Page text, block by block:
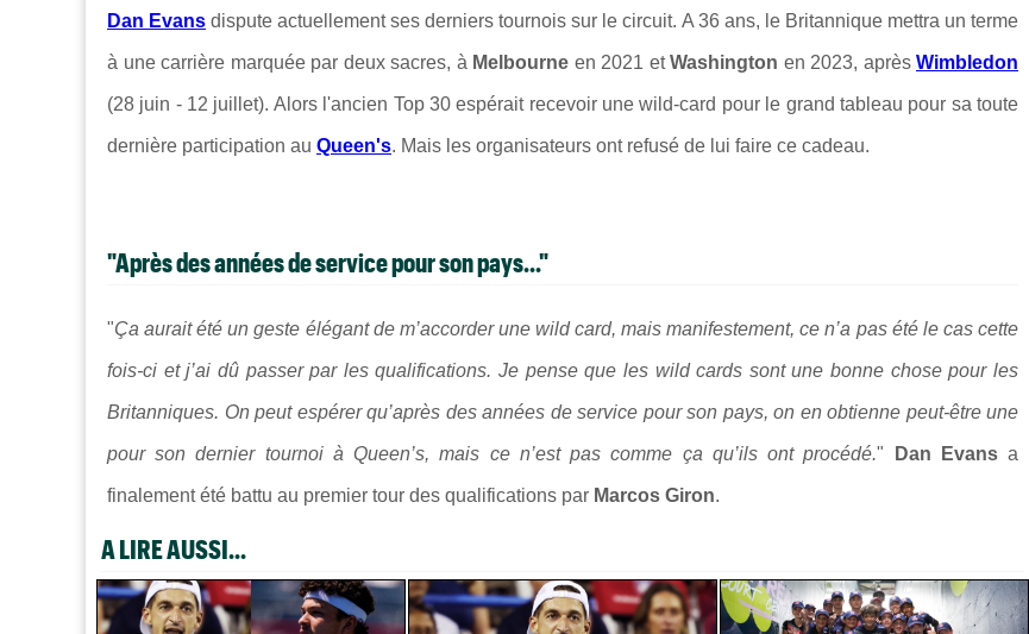
Dan Evans dispute actuellement ses derniers tournois sur le circuit. A 36 ans, le Britannique mettra un terme
à une carrière marquée par deux sacres, à Melbourne en 2021 etWashington en 2023, après Wimbledon
(28 juin - 12 juillet). Alors l'ancien Top 30 espérait recevoir une wild-card pour le grand tableau pour sa toute
dernière participation au Queen's. Mais les organisateurs ont refusé de lui faire ce cadeau.
"Après des années de service pour son pays..."
"Ça aurait été un geste élégant de m’accorder une wild card, mais manifestement, ce n’a pas été le cas cette
fois-ci et j’ai dû passer par les qualifications. Je pense que les wild cards sont une bonne chose pour les
Britanniques. On peut espérer qu’après des années de service pour son pays, on en obtienne peut-être une
pour son dernier tournoi à Queen’s, mais ce n’est pas comme ça qu’ils ont procédé." Dan Evansa
finalement été battu au premier tour des qualifications par Marcos Giron.
A LIRE AUSSI...